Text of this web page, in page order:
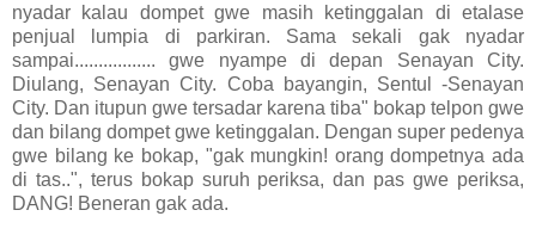
nyadar kalau dompet gwe masih ketinggalan di etalase
penjual lumpia di parkiran. Sama sekali gak nyadar
sampai................. gwe nyampe di depan Senayan City.
Diulang, Senayan City. Coba bayangin, Sentul -Senayan
City. Dan itupun gwe tersadar karena tiba" bokap telpon gwe
dan bilang dompet gwe ketinggalan. Dengan super pedenya
gwe bilang ke bokap, "gak mungkin! orang dompetnya ada
di tas..", terus bokap suruh periksa, dan pas gwe periksa,
DANG! Beneran gak ada.